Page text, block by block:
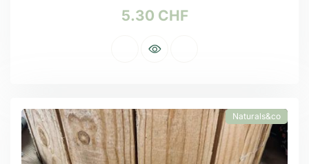
5.30 CHF
Naturals&co